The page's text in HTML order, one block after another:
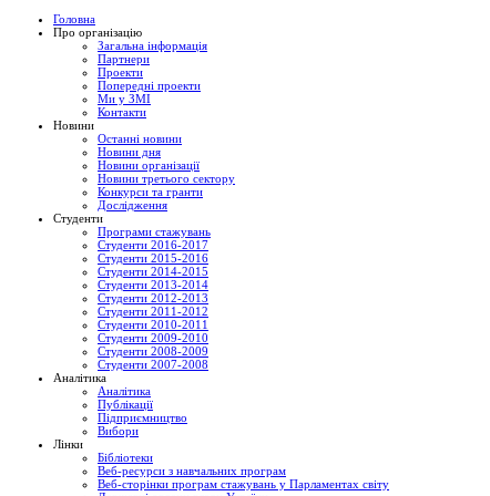
Головна
Про організацію
Загальна інформація
Партнери
Проекти
Попередні проекти
Ми у ЗМІ
Контакти
Новини
Останні новини
Новини дня
Новини організації
Новини третього сектору
Конкурси та гранти
Дослідження
Студенти
Програми стажувань
Студенти 2016-2017
Студенти 2015-2016
Студенти 2014-2015
Студенти 2013-2014
Студенти 2012-2013
Студенти 2011-2012
Студенти 2010-2011
Студенти 2009-2010
Студенти 2008-2009
Студенти 2007-2008
Аналітика
Аналітика
Публікації
Підприємництво
Вибори
Лінки
Бібліотеки
Веб-ресурси з навчальних програм
Веб-сторінки програм стажувань у Парламентах світу